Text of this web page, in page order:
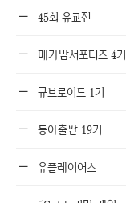
45회 유교전
메가맘서포터즈 4기
큐브로이드 1기
동아출판 19기
유플레이어스